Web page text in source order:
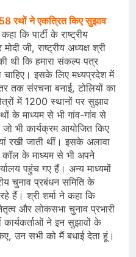
रथों ने एकत्रित किए सुझाव
कि पार्टी के राष्ट्रीय
जी, राष्ट्रीय अध्यक्ष श्री
थी कि हमारा संकल्प पत्र
चाहिए। इसके लिए मध्यप्रदेश में
संरचना बनाई, टोलियों का
में 1200 स्थानों पर सुझाव
के माध्यम से भी गांव-गांव से
भी कार्यक्रम आयोजित किए
रखी जाती थीं। इसके अलावा
कॉल के माध्यम से भी अपने
पहुंच गए हैं। अन्य माध्यमों
चुनाव प्रबंधन समिति के
हैं। श्री शर्मा ने कहा कि
और लोकसभा चुनाव प्रभारी
कार्यकर्ताओं ने इन सुझावों के
उन सभी को मैं बधाई देता हूं।